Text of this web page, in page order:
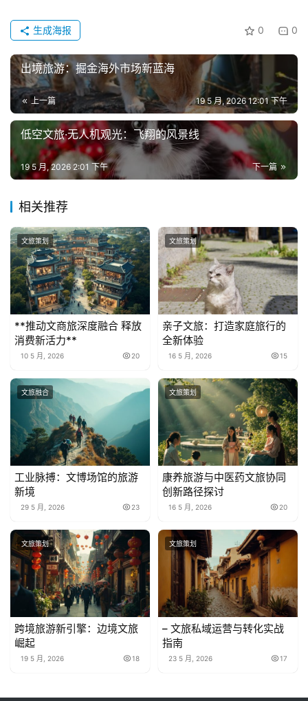
0 0
生成海报
出境旅游：掘金海外市场新蓝海
上一篇 19 5 月, 2026 12:01 下午
低空文旅·无人机观光：飞翔的风景线
下一篇
19 5 月, 2026 2:01 下午
相关推荐
文旅策划
**推动文商旅深度融合 释放
消费新活力**
10 5 月, 2026 20
文旅策划
亲子文旅：打造家庭旅行的
全新体验
16 5 月, 2026 15
文旅融合
工业脉搏：文博场馆的旅游
新境
29 5 月, 2026 23
文旅策划
康养旅游与中医药文旅协同
创新路径探讨
16 5 月, 2026 20
文旅策划
跨境旅游新引擎：边境文旅
崛起
19 5 月, 2026 18
文旅策划
– 文旅私域运营与转化实战
指南
23 5 月, 2026 17